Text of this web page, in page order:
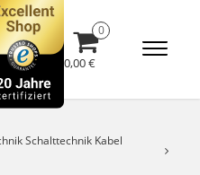
0,00 €
Schalttechnik Kabel